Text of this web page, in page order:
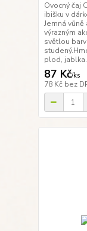
Ovocný čaj
ibišku v
Jemná vůně
výrazným
světlou
plod,
87 Kč/ks
78 Kč bez